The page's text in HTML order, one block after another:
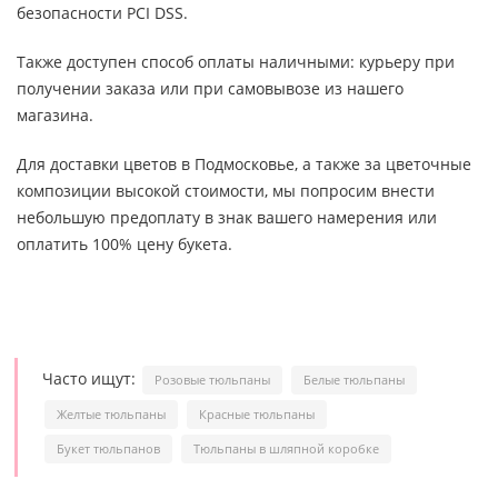
безопасности PCI DSS.
Также доступен способ оплаты наличными: курьеру при
получении заказа или при самовывозе из нашего
магазина.
Для доставки цветов в Подмосковье, а также за цветочные
композиции высокой стоимости, мы попросим внести
небольшую предоплату в знак вашего намерения или
оплатить 100% цену букета.
Часто ищут: Розовые тюльпаны Белые тюльпаны
Желтые тюльпаны Красные тюльпаны
Букет тюльпанов Тюльпаны в шляпной коробке